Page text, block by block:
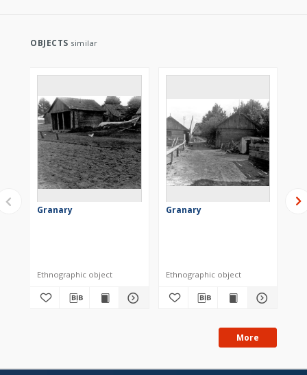
OBJECTS similar
Granary
Ethnographic object
Granary
Ethnographic object
More